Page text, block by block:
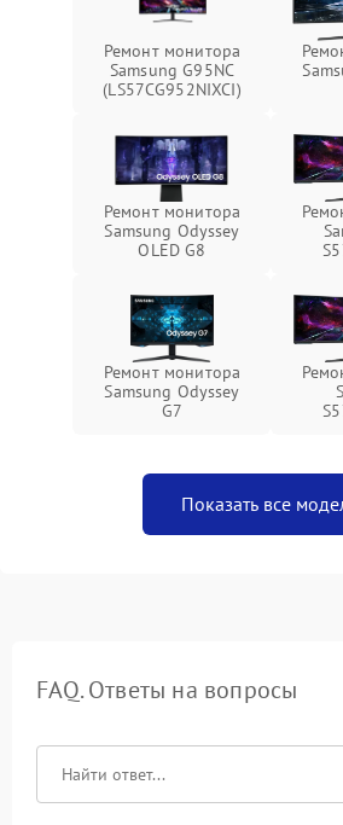
Ремонт монитора
Samsung G95NC
(LS57CG952NIXCI)
Ремонт монитора
Samsung Odyssey
OLED G8
Ремонт монитора
Samsung Odyssey
G7
Показать все
FAQ. Ответы на вопросы